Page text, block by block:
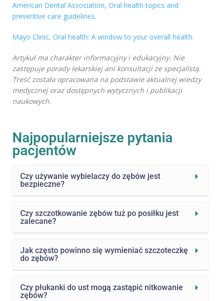
American Dental Association, Oral health topics and
preventive care guidelines.
Mayo Clinic, Oral health: A window to your overall health.
Artykuł ma charakter informacyjny i edukacyjny. Nie
zastępuje porady lekarskiej ani konsultacji ze specjalistą.
Treść została opracowana na podstawie aktualnej wiedzy
medycznej oraz dostępnych wytycznych i publikacji
naukowych.
Najpopularniejsze pytania
pacjentów
Czy używanie wybielaczy do zębów jest
bezpieczne?
Czy szczotkowanie zębów tuż po posiłku jest
zalecane?
Jak często powinno się wymieniać szczoteczkę
do zębów?
Czy płukanki do ust mogą zastąpić nitkowanie
zębów?